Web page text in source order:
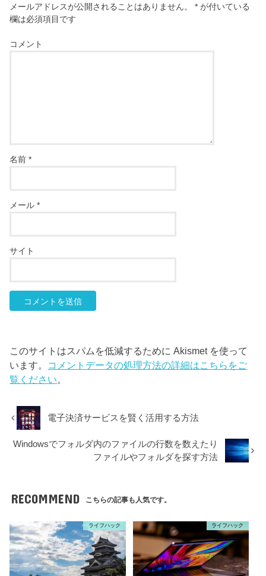
メールアドレスが公開されることはありません。 * が付いている
欄は必須項目です
コメント
名前*
メール*
サイト
このサイトはスパムを低減するために Akismet を使って
います。 コメントデータの処理方法の詳細はこちらをご
覧ください。
電子決済サービスを賢く活用する方法
Windowsでフォルダ内のファイルの行数を数えたり
ファイルやフォルダを探す方法
RECOMMEND こちらの記事も人気です。
ライフハック ライフハック